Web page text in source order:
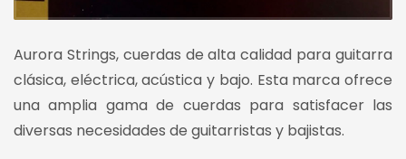
Aurora Strings, cuerdas de alta calidad para guitarra
clásica, eléctrica, acústica y bajo. Esta marca ofrece
una amplia gama de cuerdas para satisfacer las
diversas necesidades de guitarristas y bajistas.